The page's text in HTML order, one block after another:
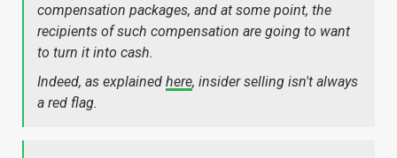
compensation packages, and at some point, the
recipients of such compensation are going to want
to turn it into cash.
Indeed, as explained here, insider selling isn't always
a red flag.